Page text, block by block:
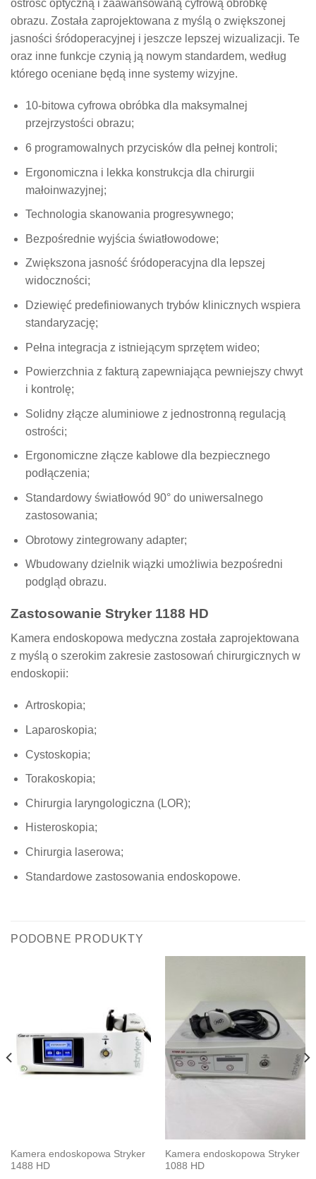
ostrość optyczną i zaawansowaną cyfrową obróbkę
obrazu. Została zaprojektowana z myślą o zwiększonej
jasności śródoperacyjnej i jeszcze lepszej wizualizacji. Te
oraz inne funkcje czynią ją nowym standardem, według
którego oceniane będą inne systemy wizyjne.
10-bitowa cyfrowa obróbka dla maksymalnej
przejrzystości obrazu;
6 programowalnych przycisków dla pełnej kontroli;
Ergonomiczna i lekka konstrukcja dla chirurgii
małoinwazyjnej;
Technologia skanowania progresywnego;
Bezpośrednie wyjścia światłowodowe;
Zwiększona jasność śródoperacyjna dla lepszej
widoczności;
Dziewięć predefiniowanych trybów klinicznych wspiera
standaryzację;
Pełna integracja z istniejącym sprzętem wideo;
Powierzchnia z fakturą zapewniająca pewniejszy chwyt
i kontrolę;
Solidny złącze aluminiowe z jednostronną regulacją
ostrości;
Ergonomiczne złącze kablowe dla bezpiecznego
podłączenia;
Standardowy światłowód 90° do uniwersalnego
zastosowania;
Obrotowy zintegrowany adapter;
Wbudowany dzielnik wiązki umożliwia bezpośredni
podgląd obrazu.
Zastosowanie Stryker 1188 HD
Kamera endoskopowa medyczna została zaprojektowana
z myślą o szerokim zakresie zastosowań chirurgicznych w
endoskopii:
Artroskopia;
Laparoskopia;
Cystoskopia;
Torakoskopia;
Chirurgia laryngologiczna (LOR);
Histeroskopia;
Chirurgia laserowa;
Standardowe zastosowania endoskopowe.
PODOBNE PRODUKTY
Kamera endoskopowa Stryker
1488 HD
Kamera endoskopowa Stryker
1088 HD